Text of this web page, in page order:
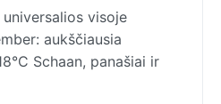
visoje
aukščiausia
Schaan, panašiai ir